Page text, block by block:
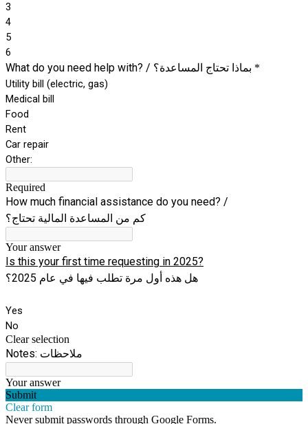
3
4
5
6
What do you need help with? / بماذا تحتاج المساعدة؟ *
Utility bill (electric, gas)
Medical bill
Food
Rent
Car repair
Other:
Required
How much financial assistance do you need? /
كم من المساعدة المالية تحتاج؟
Your answer
Is this your first time requesting in 2025?
هل هذه أول مرة تطلب فيها في عام 2025؟
Yes
No
Clear selection
Notes: ملاحظات
Your answer
Submit
Clear form
Never submit passwords through Google Forms.